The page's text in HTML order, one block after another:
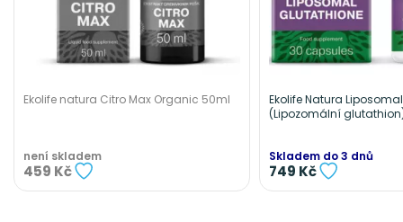
Ekolife natura Citro Max Organic 50ml
není skladem
459 Kč
Ekolife Natura
(Lipozomální
Skladem do 3 dnů
749 Kč